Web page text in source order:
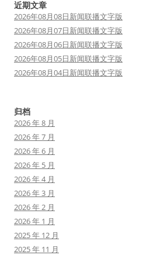
近期文章
2026年08月08日新闻联播文字版
2026年08月07日新闻联播文字版
2026年08月06日新闻联播文字版
2026年08月05日新闻联播文字版
2026年08月04日新闻联播文字版
归档
2026 年 8 月
2026 年 7 月
2026 年 6 月
2026 年 5 月
2026 年 4 月
2026 年 3 月
2026 年 2 月
2026 年 1 月
2025 年 12 月
2025 年 11 月